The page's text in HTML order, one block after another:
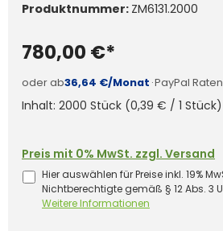
Produktnummer: ZM6131.2000
780,00 €*
oder ab36,64 €/Monat ·PayPal
Inhalt: 2000 Stück (0,39 € / 1 Stück)
Preis mit 0% MwSt. zzgl. Versand
Hier auswählen für Preise inkl. 19%
Nichtberechtigte gemäß § 12 Abs. 3
Weitere Informationen